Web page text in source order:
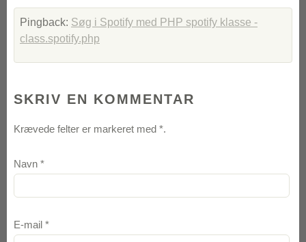
Pingback: Søg i Spotify med PHP spotify klasse -
class.spotify.php
SKRIV EN KOMMENTAR
Krævede felter er markeret med *.
Navn *
E-mail *